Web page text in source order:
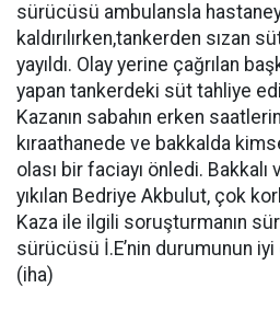
sürücüsü ambulansla
kaldırılırken,tankerden sızan
yayıldı. Olay yerine çağrılan
yapan tankerdeki süt tahliye
Kazanın sabahın erken
kıraathanede ve bakkalda
olası bir faciayı önledi.
yıkılan Bedriye Akbulut, çok
Kaza ile ilgili soruşturmanın
sürücüsü İ.E’nin durumunun
(iha)